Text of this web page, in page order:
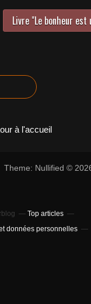
à l'accueil
Theme: Nullified ©
Top articles
données personnelles